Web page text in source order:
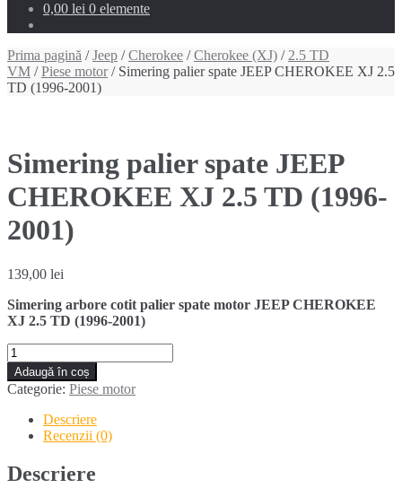
0,00 lei 0 elemente
Prima pagină /Jeep /Cherokee /Cherokee (XJ) / 2.5 TD
VM /Piese motor/ Simering palier spate JEEP CHEROKEE XJ 2.5
TD (1996-2001)
Simering palier spate JEEP
CHEROKEE XJ 2.5 TD (1996-
2001)
139,00 lei
Simering arbore cotit palier spate motor JEEP CHEROKEE
XJ 2.5 TD (1996-2001)
Cantitate
Simering
palier
spate
JEEP
CHEROKEE
2.5
TD
Adaugă în coș
Categorie: Piese motor
Descriere
Recenzii (0)
Descriere